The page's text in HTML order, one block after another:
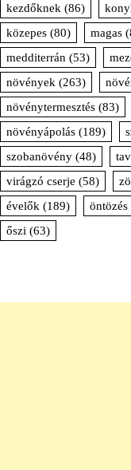
kezdőknek (86)
közepes (80) magas
medditerrán (53)
növények (263)
növénytermesztés (83)
növényápolás (189)
szobanövény (48)
virágzó cserje (58)
évelők (189) öntözés
őszi (63)